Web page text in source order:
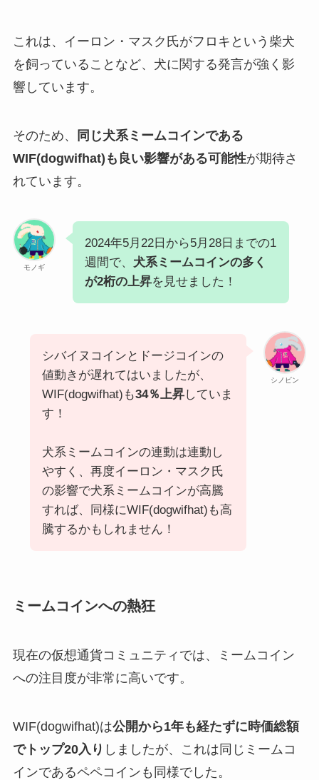
これは、イーロン・マスク氏がフロキという柴犬
を飼っていることなど、犬に関する発言が強く影
響しています。
そのため、
同じ犬系ミームコインである
WIF(dogwifhat)も良い影響がある可能性が期待さ
れています。
モノギ
2024年5月22日から5月28日までの1
週間で、 犬系ミームコインの多く
が2桁の上昇を見せました！
シノビン
シバイヌコインとドージコインの
値動きが遅れてはいましたが、
WIF(dogwifhat)も34％上昇していま
す！
犬系ミームコインの連動は連動し
やすく、再度イーロン・マスク氏
の影響で犬系ミームコインが高騰
すれば、同様にWIF(dogwifhat)も高
騰するかもしれません！
ミームコインへの熱狂
現在の仮想通貨コミュニティでは、ミームコイン
への注目度が非常に高いです。
WIF(dogwifhat)は公開から1年も経たずに時価総額
でトップ20入り しましたが、これは同じミームコ
インであるペペコインも同様でした。